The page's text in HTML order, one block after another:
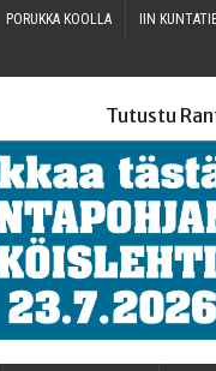
PORUK­KA KOOLLA IIN
Tutustu